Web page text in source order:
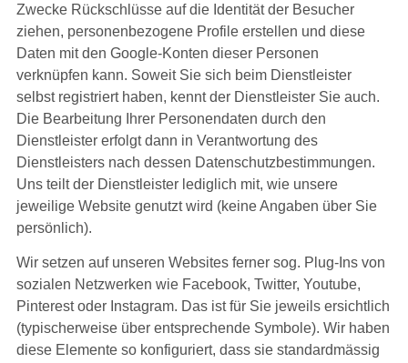
Zwecke Rückschlüsse auf die Identität der Besucher
ziehen, personenbezogene Profile erstellen und diese
Daten mit den Google-Konten dieser Personen
verknüpfen kann. Soweit Sie sich beim Dienstleister
selbst registriert haben, kennt der Dienstleister Sie auch.
Die Bearbeitung Ihrer Personendaten durch den
Dienstleister erfolgt dann in Verantwortung des
Dienstleisters nach dessen Datenschutzbestimmungen.
Uns teilt der Dienstleister lediglich mit, wie unsere
jeweilige Website genutzt wird (keine Angaben über Sie
persönlich).
Wir setzen auf unseren Websites ferner sog. Plug-Ins von
sozialen Netzwerken wie Facebook, Twitter, Youtube,
Pinterest oder Instagram. Das ist für Sie jeweils ersichtlich
(typischerweise über entsprechende Symbole). Wir haben
diese Elemente so konfiguriert, dass sie standardmässig